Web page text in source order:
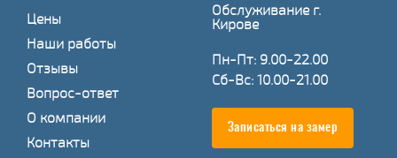
Цены
Наши работы
Отзывы
Вопрос-ответ
О компании
Контакты
Обслуживание г.
Кирове
Пн-Пт: 9.00-22.00
Сб-Вс: 10.00-21.00
Записаться на замер